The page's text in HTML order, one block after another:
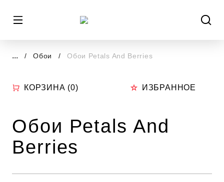
... Обои Обои Petals And Berries
КОРЗИНА (0) ИЗБРАННОЕ
Обои Petals And
Berries